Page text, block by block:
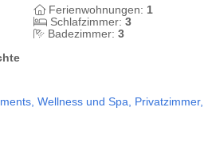
Ferienwohnungen: 1
Schlafzimmer: 3
Badezimmer: 3
Wellness und Spa,
Privatzimmer,